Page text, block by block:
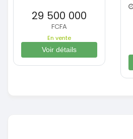
29 500 000
FCFA
En vente
Voir détails